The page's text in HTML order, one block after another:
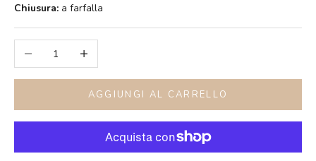
Chiusura: a farfalla
Diminuisci quantitàAumenta quantità
AGGIUNGI AL CARRELLO